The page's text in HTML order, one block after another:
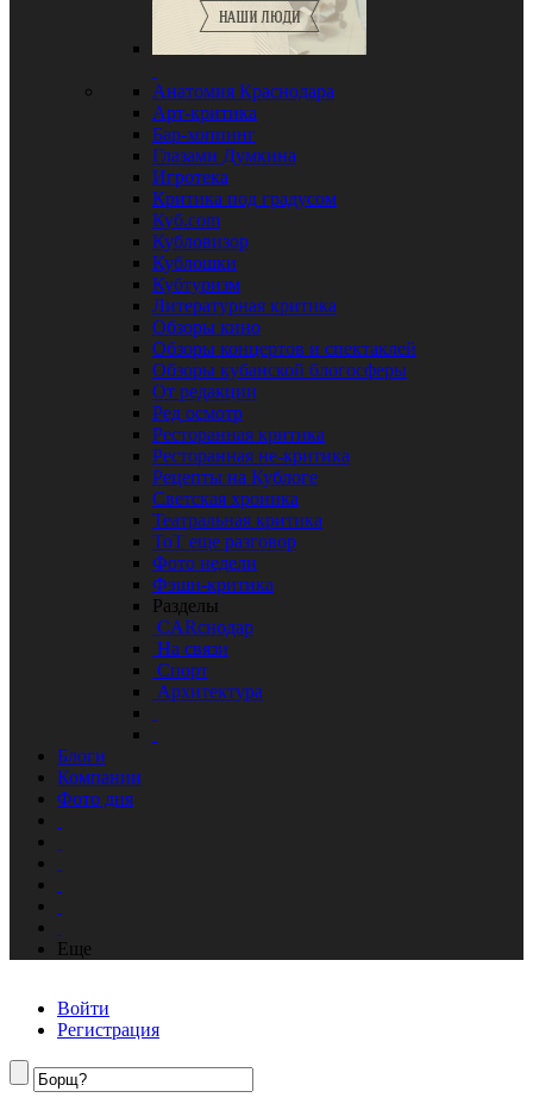
Анатомия Краснодара
Арт-критика
Бар-хоппинг
Глазами Думкина
Игротека
Критика под градусом
Куб.com
Кубловизор
Кублошки
Кубтуризм
Литературная критика
Обзоры кино
Обзоры концертов и спектаклей
Обзоры кубанской блогосферы
От редакции
Ред осмотр
Ресторанная критика
Ресторанная не-критика
Рецепты на Кублоге
Светская хроника
Театральная критика
ТоТ еще разговор
Фото недели
Фэшн-критика
Разделы
CARснодар
На связи
Спорт
Архитектура
Блоги
Компании
Фото дня
Еще
Войти
Регистрация